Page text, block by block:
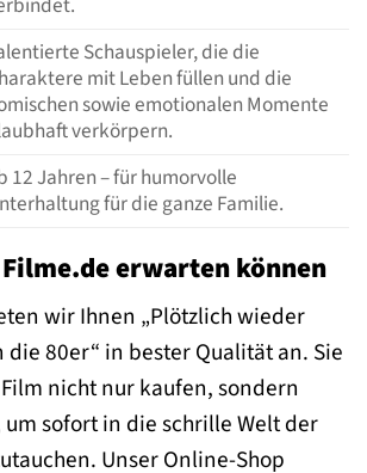
Schauspieler, die die
mit Leben füllen und die
sowie emotionalen Momente
verkörpern.
12 Jahren – für humorvolle
für die ganze Familie.
Filme.de erwarten können
wir Ihnen „Plötzlich wieder
die 80er“ in bester Qualität an. Sie
nicht nur kaufen, sondern
sofort in die schrille Welt der
Unser Online-Shop